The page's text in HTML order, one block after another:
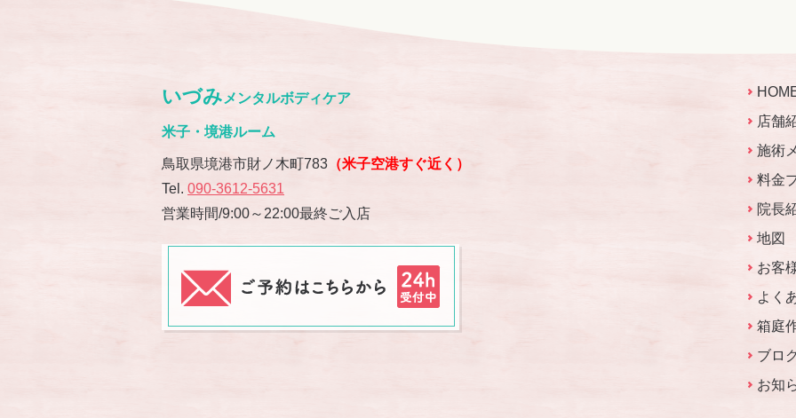
いづみ メンタルボディケア
米子・境港ルーム
鳥取県境港市財ノ木町783 （米子空港すぐ近く）
Tel. 090-3612-5631
営業時間/9:00～22:00最終ご入店
店舗
施術
料金
院長
地図
お客
よく
箱庭
ブロ
お知